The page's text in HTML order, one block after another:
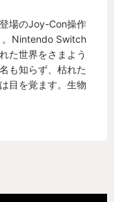
場のJoy-Con操作
。Nintendo Switch
た世界をさまよう
も知らず、枯れた
目を覚ます。生物